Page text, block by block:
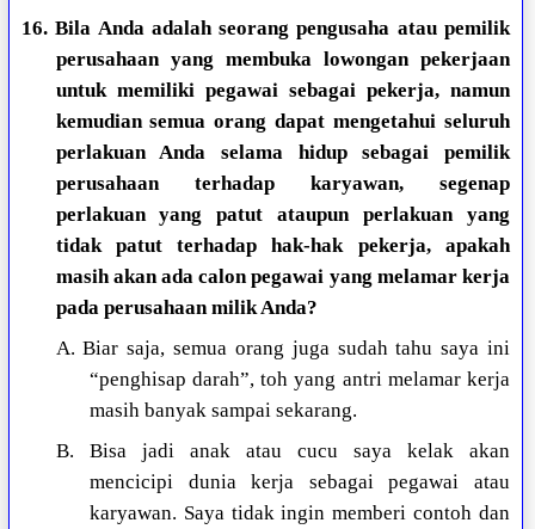
16. Bila Anda adalah seorang pengusaha atau pemilik
perusahaan yang membuka lowongan pekerjaan
untuk memiliki pegawai sebagai pekerja, namun
kemudian semua orang dapat mengetahui seluruh
perlakuan Anda selama hidup sebagai pemilik
perusahaan terhadap karyawan, segenap
perlakuan yang patut ataupun perlakuan yang
tidak patut terhadap hak-hak pekerja, apakah
masih akan ada calon pegawai yang melamar kerja
pada perusahaan milik Anda?
A. Biar saja, semua orang juga sudah tahu saya ini
“penghisap darah”, toh yang antri melamar kerja
masih banyak sampai sekarang.
B. Bisa jadi anak atau cucu saya kelak akan
mencicipi dunia kerja sebagai pegawai atau
karyawan. Saya tidak ingin memberi contoh dan